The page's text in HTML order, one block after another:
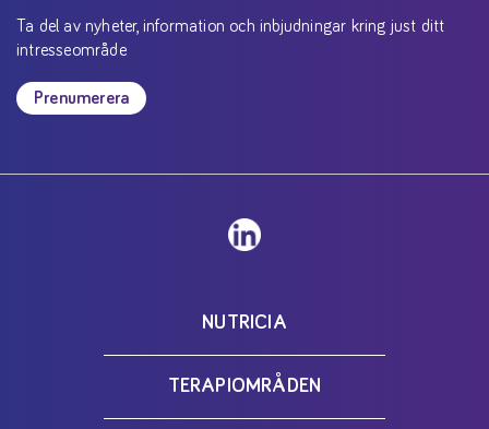
Ta del av nyheter, information och inbjudningar kring just ditt
intresseområde
Prenumerera
NUTRICIA
TERAPIOMRÅDEN